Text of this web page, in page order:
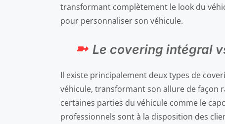
transformant complètement le look du
pour personnaliser son véhicule.
Le covering intégral
Il existe principalement deux types de
véhicule, transformant son allure de façon
certaines parties du véhicule comme le
professionnels sont à la disposition des